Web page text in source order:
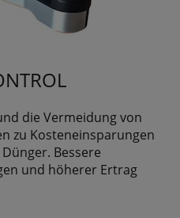
die Vermeidung von
zu Kosteneinsparungen
Bessere
und höherer Ertrag